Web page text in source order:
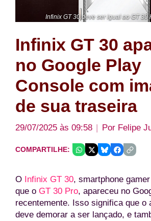
Infinix GT 30 deve ser igual ao GT
Infinix GT 30
no Google Play
Console com
de sua traseira
29/07/2025 às 09:58 Por Felipe
COMPARTILHE:
O Infinix GT 30, smartphone gamer
que o GT 30 Pro, apareceu no
recentemente. Isso significa que o
deve demorar a ser lançado, e